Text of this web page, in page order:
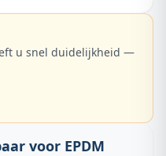
u snel duidelijkheid —
voor EPDM